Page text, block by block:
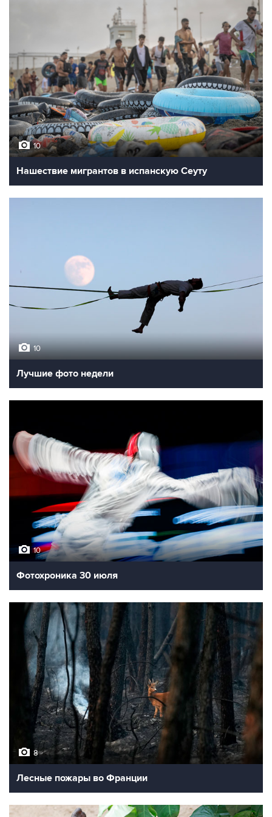
10
Нашествие мигрантов в испанскую Сеуту
10
Лучшие фото недели
10
Фотохроника 30 июля
8
Лесные пожары во Франции